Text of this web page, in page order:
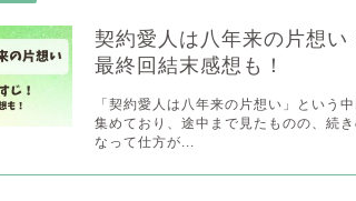
契約愛人は八年来の片想い
最終回結末感想も！
「契約愛人は八年来の片想い」という
集めており、途中まで見たものの、続
なって仕方が...